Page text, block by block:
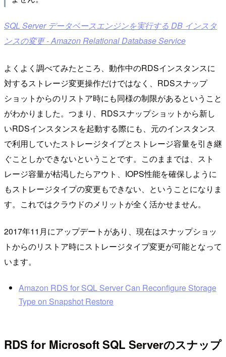
SQL Server データベースエンジンを実行する DB インスタ
ンスの変更 - Amazon Relational Database Service
よくよく調べてみたところ、動作中のRDSインスタンスに
対するストレージ変更操作だけではなく、RDSスナップ
ショットからのリストア時にも同様の制限があるということ
がわかりました。つまり、RDSスナップショットから新し
いRDSインスタンスを起動する際にも、元のインスタンス
で利用していたストレージタイプとストレージ容量を引き継
ぐことしかできないということです。このままでは、スト
レージ容量が枯渇したらアウト、IOPS性能を確保しように
もストレージタイプの変更もできない、ということになりま
す。これではクラウドのメリットが全く活かせません。
2017年11月にアップデートがあり、現在はスナップショッ
トからのリストア時にストレージタイプ変更が可能となって
います。
Amazon RDS for SQL Server Can Reconfigure Storage
Type on Snapshot Restore
RDS for Microsoft SQL Serverのスナップ